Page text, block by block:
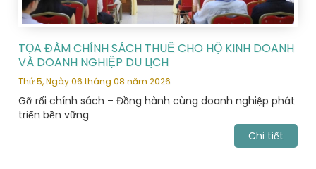
TỌA ĐÀM CHÍNH SÁCH THUẾ CHO HỘ KINH DOANH
VÀ DOANH NGHIỆP DU LỊCH
Thứ 5, Ngày 06 tháng 08 năm 2026
Gỡ rối chính sách – Đồng hành cùng doanh nghiệp phát
triển bền vững
Chi tiết